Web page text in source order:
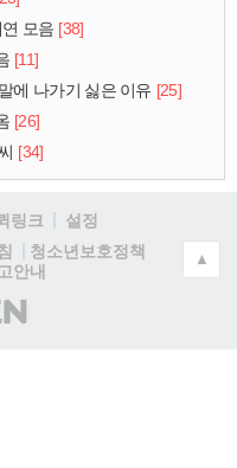
모음 [38]
[11]
에 나가기 싫은 이유 [25]
[26]
[34]
링크
설정
청소년보호정책
안내
▲